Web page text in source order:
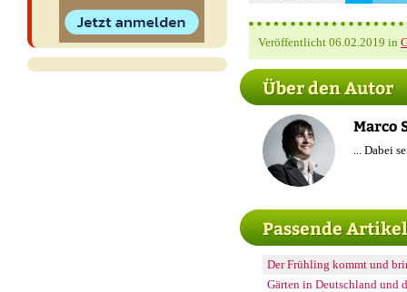
Veröffentlicht 06.02.2019 in
Über den Autor
Marco
... Dabei
Passende Artikel
Der Frühling kommt und
Gärten in Deutschland und